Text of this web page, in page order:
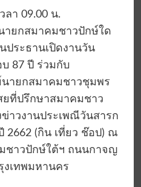
ลา 09.00 น.
ยกสมาคมชาวปักษ์ใด
ประธานเปิดงานวัน
87 ปี ร่วมกับ
ายกสมาคมชาวชุมพร
ที่ปรึกษาสมาคมชาว
าวงานประเพณีวันสารก
2662 (กิน เที่ยว ช๊อป) ณ
ชาวปักษ์ใต้ฯ ถนนกาจญ
งเทพมหานคร